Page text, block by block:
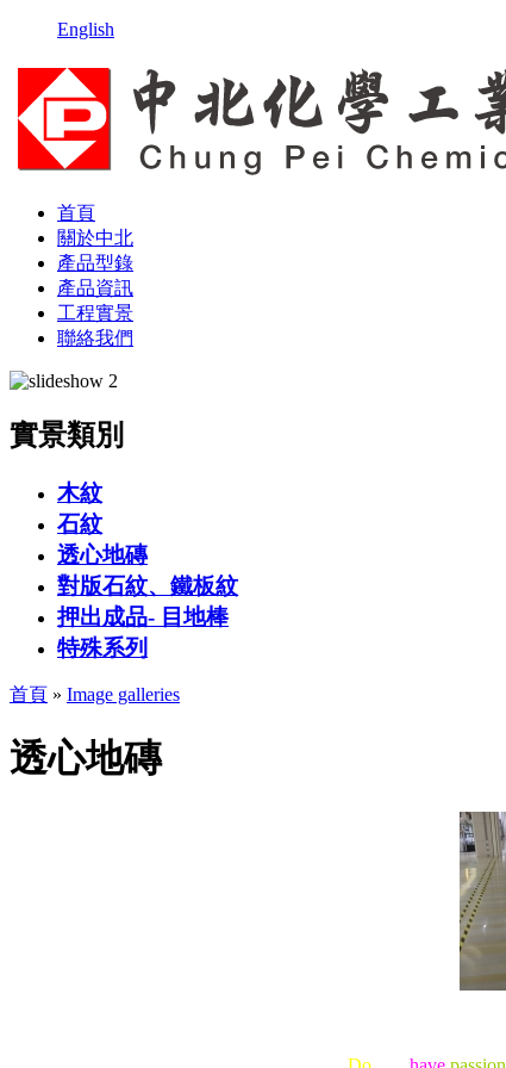
English
首頁
關於中北
產品型錄
產品資訊
工程實景
聯絡我們
實景類別
木紋
石紋
透心地磚
對版石紋、鐵板紋
押出成品- 目地棒
特殊系列
首頁 » Image galleries
透心地磚